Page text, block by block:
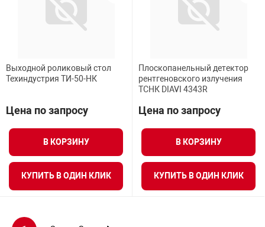
Выходной роликовый стол
Техиндустрия ТИ-50-НК
Цена по запросу
В КОРЗИНУ
КУПИТЬ В ОДИН КЛИК
Плоскопанельный детектор
рентгеновского излучения
ТСНК DIAVI 4343R
Цена по запросу
В КОРЗИНУ
КУПИТЬ В ОДИН КЛИК